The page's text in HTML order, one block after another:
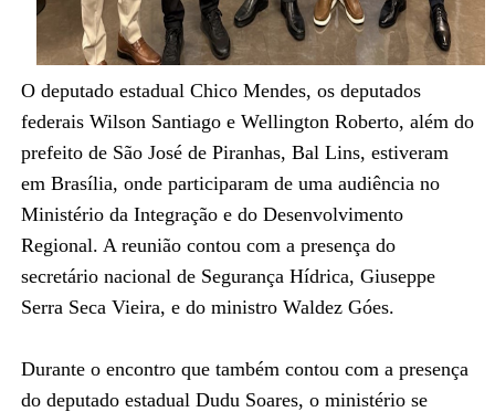
O deputado estadual Chico Mendes, os deputados
federais Wilson Santiago e Wellington Roberto, além do
prefeito de São José de Piranhas, Bal Lins, estiveram
em Brasília, onde participaram de uma audiência no
Ministério da Integração e do Desenvolvimento
Regional. A reunião contou com a presença do
secretário nacional de Segurança Hídrica, Giuseppe
Serra Seca Vieira, e do ministro Waldez Góes.
Durante o encontro que também contou com a presença
do deputado estadual Dudu Soares, o ministério se